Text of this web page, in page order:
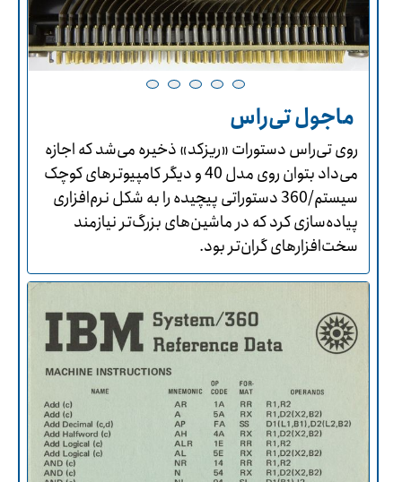
ماجول تی‌راس
روی تی‌راس دستورات «ریزکد» ذخیره می‌شد که اجازه
می‌داد بتوان روی مدل 40 و دیگر کامپیوترهای کوچک
سیستم/360 دستوراتی پیچیده را به شکل نرم‌افزاری
پیاده‌سازی کرد که در ماشین‌های بزرگ‌تر نیازمند
سخت‌افزارهای گران‌تر بود.